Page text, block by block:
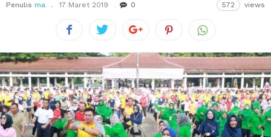
Penulis ma 17 Maret 2019 0 572 views